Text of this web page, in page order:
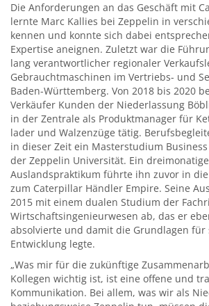
Die Anforderungen an das Geschäft mit
lernte Marc Kallies bei Zeppelin in
kennen und konnte sich dabei
Expertise aneignen. Zuletzt war die
lang verantwortlicher regionaler
Gebrauchtmaschinen im Vertriebs- und
Baden-Württemberg. Von 2018 bis 2020
Verkäufer Kunden der Niederlassung
in der Zentrale als Produktmanager für
lader und Walzenzüge tätig.
in dieser Zeit ein Masterstudium
der Zeppelin Universität. Ein
Auslandspraktikum führte ihn zuvor in die
zum Caterpillar Händler Empire. Seine
2015 mit einem dualen Studium der
Wirtschaftsingenieurwesen ab, das er
absolvierte und damit die Grundlagen für
Entwicklung legte.
„Was mir für die zukünftige
Kollegen wichtig ist, ist eine offene und
Kommunikation. Bei allem, was wir als